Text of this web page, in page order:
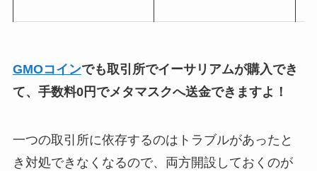
GMOコインでも取引所でイーサリアムが購入でき
て、手数料0円でメタマスクへ送金できますよ！
一つの取引所に依存するのはトラブルがあったと
き対処できなくなるので、両方開設しておくのが